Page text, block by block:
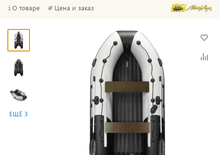
О товаре Цена и заказ
ЕЩЁ 3